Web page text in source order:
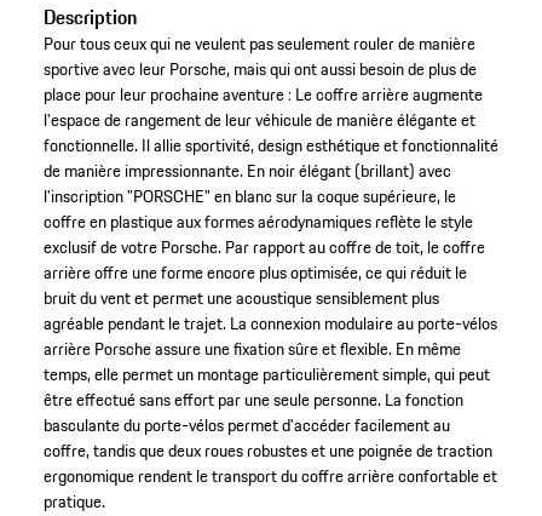
Description
Pour tous ceux qui ne veulent pas seulement rouler de manière
sportive avec leur Porsche, mais qui ont aussi besoin de plus de
place pour leur prochaine aventure : Le coffre arrière augmente
l'espace de rangement de leur véhicule de manière élégante et
fonctionnelle. Il allie sportivité, design esthétique et fonctionnalité
de manière impressionnante. En noir élégant (brillant) avec
l'inscription "PORSCHE" en blanc sur la coque supérieure, le
coffre en plastique aux formes aérodynamiques reflète le style
exclusif de votre Porsche. Par rapport au coffre de toit, le coffre
arrière offre une forme encore plus optimisée, ce qui réduit le
bruit du vent et permet une acoustique sensiblement plus
agréable pendant le trajet. La connexion modulaire au porte-vélos
arrière Porsche assure une fixation sûre et flexible. En même
temps, elle permet un montage particulièrement simple, qui peut
être effectué sans effort par une seule personne. La fonction
basculante du porte-vélos permet d'accéder facilement au
coffre, tandis que deux roues robustes et une poignée de traction
ergonomique rendent le transport du coffre arrière confortable et
pratique.